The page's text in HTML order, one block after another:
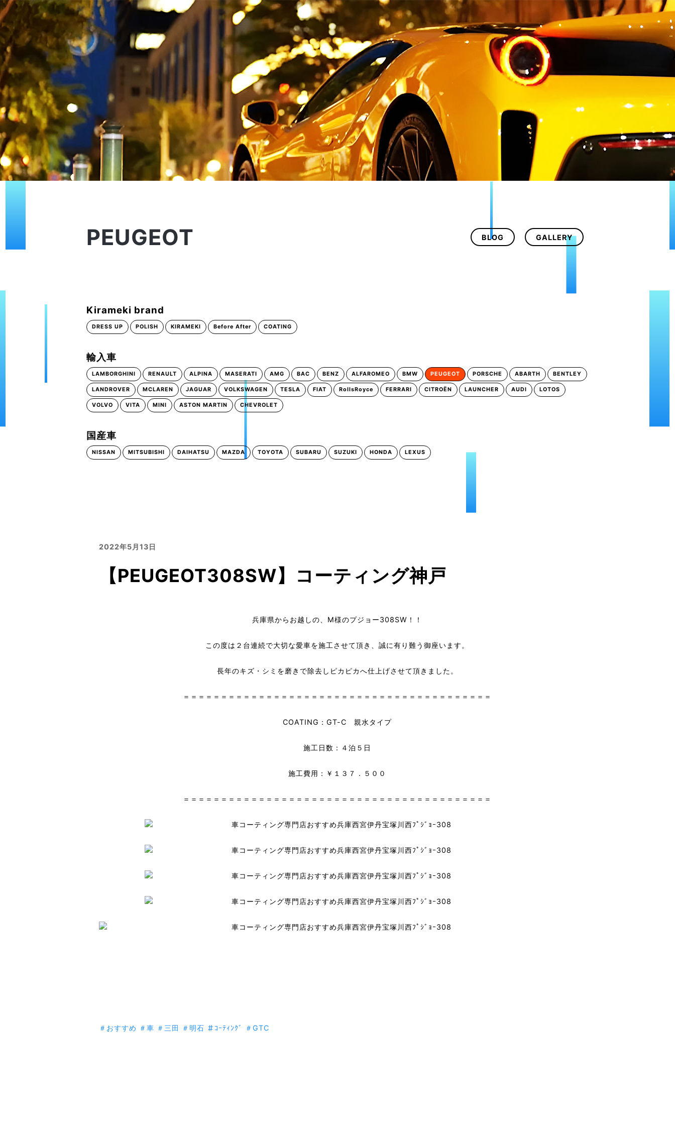
PEUGEOT BLOG GALLERY
Kirameki brand
DRESS UP POLISH KIRAMEKI Before After COATING
輸入車
LAMBORGHINI RENAULT ALPINA MASERATI AMG BAC BENZ ALFAROMEO BMW PEUGEOT PORSCHE ABARTH BENTLEY
LANDROVER MCLAREN JAGUAR VOLKSWAGEN TESLA FIAT RollsRoyce FERRARI CITROËN LAUNCHER AUDI LOTOS
VOLVO VITA MINI ASTON MARTIN CHEVROLET
国産車
NISSAN MITSUBISHI DAIHATSU MAZDA TOYOTA SUBARU SUZUKI HONDA LEXUS
2022年5月13日
【PEUGEOT308SW】コーティング神戸
兵庫県からお越しの、M様のプジョー308SW！！
この度は２台連続で大切な愛車を施工させて頂き、誠に有り難う御座います。
長年のキズ・シミを磨きで除去しピカピカへ仕上げさせて頂きました。
＝＝＝＝＝＝＝＝＝＝＝＝＝＝＝＝＝＝＝＝＝＝＝＝＝＝＝＝＝＝＝＝＝＝＝＝＝＝＝＝＝
COATING：GT-C 親水タイプ
施工日数：４泊５日
施工費用：￥１３７．５００
＝＝＝＝＝＝＝＝＝＝＝＝＝＝＝＝＝＝＝＝＝＝＝＝＝＝＝＝＝＝＝＝＝＝＝＝＝＝＝＝＝
＃おすすめ ＃車 ＃三田 ＃明石 ＃ｺｰﾃｨﾝｸﾞ ＃GTC